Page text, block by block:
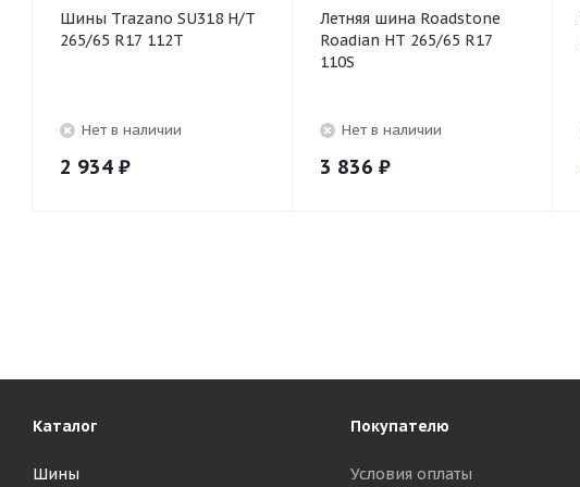
Шины Trazano SU318 H/T
265/65 R17 112T
Нет в наличии
2 934 ₽
Летняя шина Roadstone
Roadian HT 265/65 R17
110S
Нет в наличии
3 836 ₽
Каталог
Шины
Покупателю
Условия оплаты